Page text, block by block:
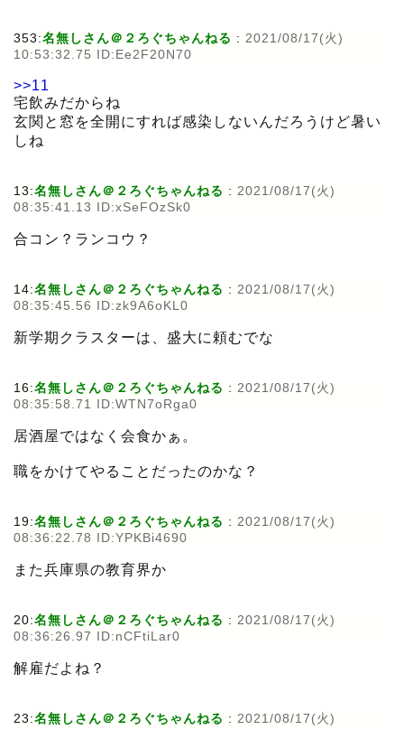
353:名無しさん＠２ろぐちゃんねる : 2021/08/17(火)
10:53:32.75 ID:Ee2F20N70
>>11
宅飲みだからね
玄関と窓を全開にすれば感染しないんだろうけど暑い
しね
13:名無しさん＠２ろぐちゃんねる : 2021/08/17(火)
08:35:41.13 ID:xSeFOzSk0
合コン？ランコウ？
14:名無しさん＠２ろぐちゃんねる : 2021/08/17(火)
08:35:45.56 ID:zk9A6oKL0
新学期クラスターは、盛大に頼むでな
16:名無しさん＠２ろぐちゃんねる : 2021/08/17(火)
08:35:58.71 ID:WTN7oRga0
居酒屋ではなく会食かぁ。
職をかけてやることだったのかな？
19:名無しさん＠２ろぐちゃんねる : 2021/08/17(火)
08:36:22.78 ID:YPKBi4690
また兵庫県の教育界か
20:名無しさん＠２ろぐちゃんねる : 2021/08/17(火)
08:36:26.97 ID:nCFtiLar0
解雇だよね？
23:名無しさん＠２ろぐちゃんねる : 2021/08/17(火)